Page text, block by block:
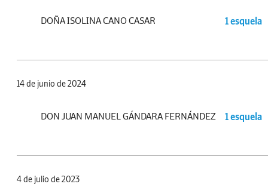
DOÑA ISOLINA CANO CASAR 1 esquela
14 de junio de 2024
DON JUAN MANUEL GÁNDARA FERNÁNDEZ 1 esquela
4 de julio de 2023